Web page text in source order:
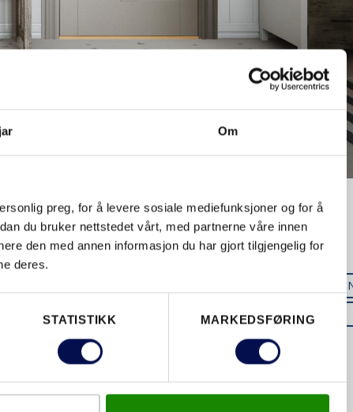
Om
preg, for å levere sosiale mediefunksjoner og for å
du bruker nettstedet vårt, med partnerne våre innen
den med annen informasjon du har gjort tilgjengelig for
deres.
STATISTIKK MARKEDSFØRING
CLEVER-
DØRHÅNDTAK ECO EI30
FILMDØRER
FINERTE DØRER
HYTTEDØRER
INNBRUDD